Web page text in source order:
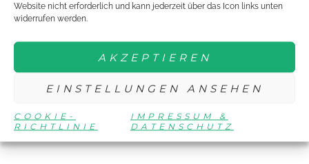
Website nicht erforderlich und kann jederzeit über das Icon links unten
widerrufen werden.
AKZEPTIEREN
EINSTELLUNGEN ANSEHEN
COOKIE-
RICHTLINIE
IMPRESSUM &
DATENSCHUTZ